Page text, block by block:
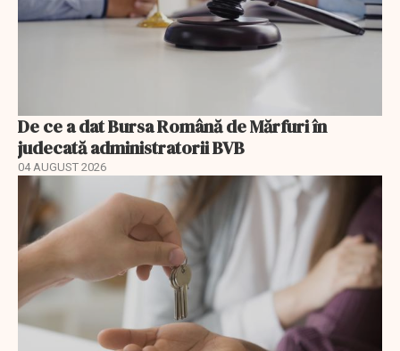
De ce a dat Bursa Română de Mărfuri în
judecată administratorii BVB
04 AUGUST 2026